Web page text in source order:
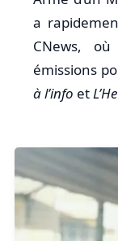
a
CNews,
émissions
à l’info et